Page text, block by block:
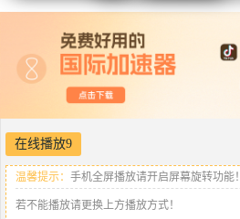
在线播放9
温馨提示： 手机全屏播放请开启屏幕旋转功能！
若不能播放请更换上方播放方式！